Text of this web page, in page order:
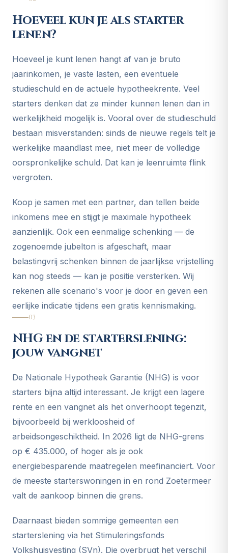
Hoeveel kun je als starter
lenen?
Hoeveel je kunt lenen hangt af van je bruto
jaarinkomen, je vaste lasten, een eventuele
studieschuld en de actuele hypotheekrente. Veel
starters denken dat ze minder kunnen lenen dan in
werkelijkheid mogelijk is. Vooral over de studieschuld
bestaan misverstanden: sinds de nieuwe regels telt je
werkelijke maandlast mee, niet meer de volledige
oorspronkelijke schuld. Dat kan je leenruimte flink
vergroten.
Koop je samen met een partner, dan tellen beide
inkomens mee en stijgt je maximale hypotheek
aanzienlijk. Ook een eenmalige schenking — de
zogenoemde jubelton is afgeschaft, maar
belastingvrij schenken binnen de jaarlijkse vrijstelling
kan nog steeds — kan je positie versterken. Wij
rekenen alle scenario's voor je door en geven een
eerlijke indicatie tijdens een gratis kennismaking.
03
NHG en de starterslening:
jouw vangnet
De Nationale Hypotheek Garantie (NHG) is voor
starters bijna altijd interessant. Je krijgt een lagere
rente en een vangnet als het onverhoopt tegenzit,
bijvoorbeeld bij werkloosheid of
arbeidsongeschiktheid. In 2026 ligt de NHG-grens
op € 435.000, of hoger als je ook
energiebesparende maatregelen meefinanciert. Voor
de meeste starterswoningen in en rond Zoetermeer
valt de aankoop binnen die grens.
Daarnaast bieden sommige gemeenten een
starterslening via het Stimuleringsfonds
Volkshuisvesting (SVn). Die overbrugt het verschil